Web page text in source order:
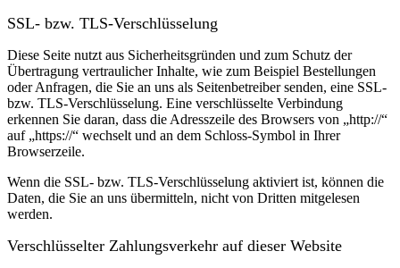
SSL- bzw. TLS-Verschlüsselung
Diese Seite nutzt aus Sicherheitsgründen und zum Schutz der
Übertragung vertraulicher Inhalte, wie zum Beispiel Bestellungen
oder Anfragen, die Sie an uns als Seitenbetreiber senden, eine SSL-
bzw. TLS-Verschlüsselung. Eine verschlüsselte Verbindung
erkennen Sie daran, dass die Adresszeile des Browsers von „http://“
auf „https://“ wechselt und an dem Schloss-Symbol in Ihrer
Browserzeile.
Wenn die SSL- bzw. TLS-Verschlüsselung aktiviert ist, können die
Daten, die Sie an uns übermitteln, nicht von Dritten mitgelesen
werden.
Verschlüsselter Zahlungsverkehr auf dieser Website